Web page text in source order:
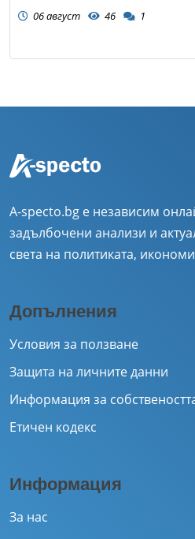
06 август 46 1
A-specto.bg е независим
задълбочени анализи и
света на политиката,
Допълнения
Условия за ползване
Защита на личните данни
Информация за
Етичен кодекс
Информация
За нас